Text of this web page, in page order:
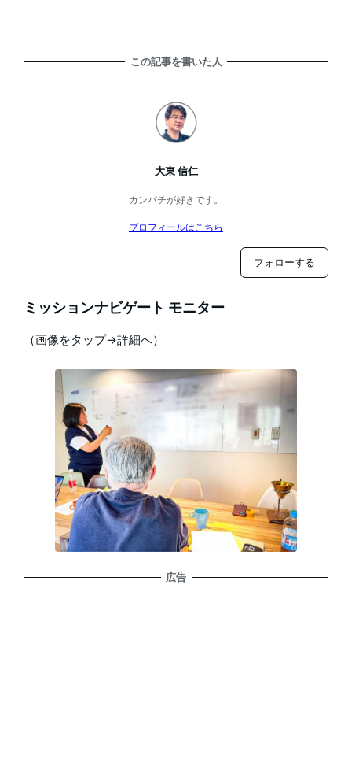
この記事を書いた人
大東 信仁
カンパチが好きです。
プロフィールはこちら
フォローする
ミッションナビゲート モニター
（画像をタップ→詳細へ）
広告